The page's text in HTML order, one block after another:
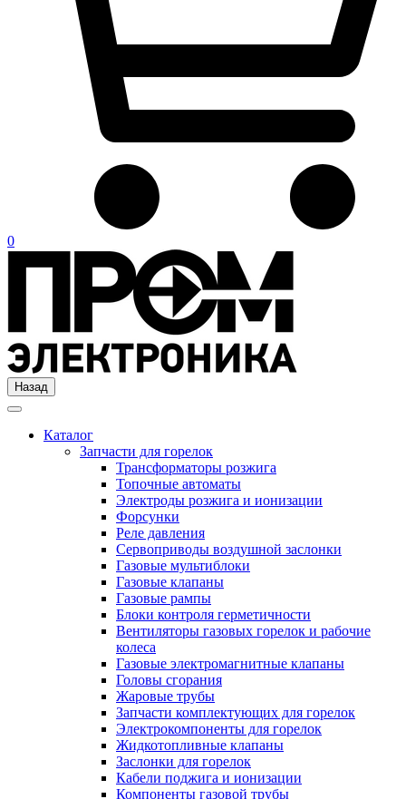
0
Назад
Каталог
Запчасти для горелок
Трансформаторы розжига
Топочные автоматы
Электроды розжига и ионизации
Форсунки
Реле давления
Сервоприводы воздушной заслонки
Газовые мультиблоки
Газовые клапаны
Газовые рампы
Блоки контроля герметичности
Вентиляторы газовых горелок и рабочие
колеса
Газовые электромагнитные клапаны
Головы сгорания
Жаровые трубы
Запчасти комплектующих для горелок
Электрокомпоненты для горелок
Жидкотопливные клапаны
Заслонки для горелок
Кабели поджига и ионизации
Компоненты газовой трубы